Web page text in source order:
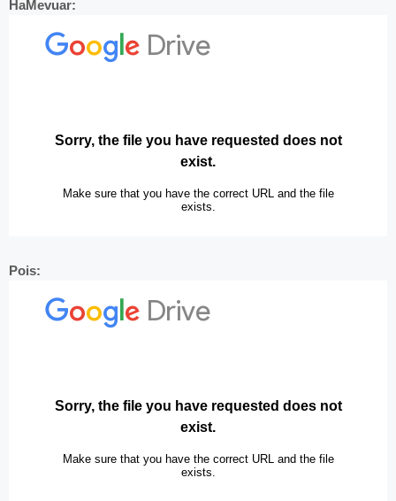
HaMevuar:
Pois: